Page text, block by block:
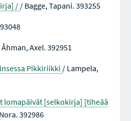
/ / Bagge, Tapani. 393255
Axel. 392951
Pikkiriikki / Lampela,
lomapäivät [selkokirja] [tiheää
392986